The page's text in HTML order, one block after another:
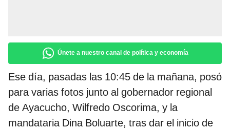
Únete a nuestro canal de política y economía
Ese día, pasadas las 10:45 de la mañana, posó
para varias fotos junto al gobernador regional
de Ayacucho, Wilfredo Oscorima, y la
mandataria Dina Boluarte, tras dar el inicio de